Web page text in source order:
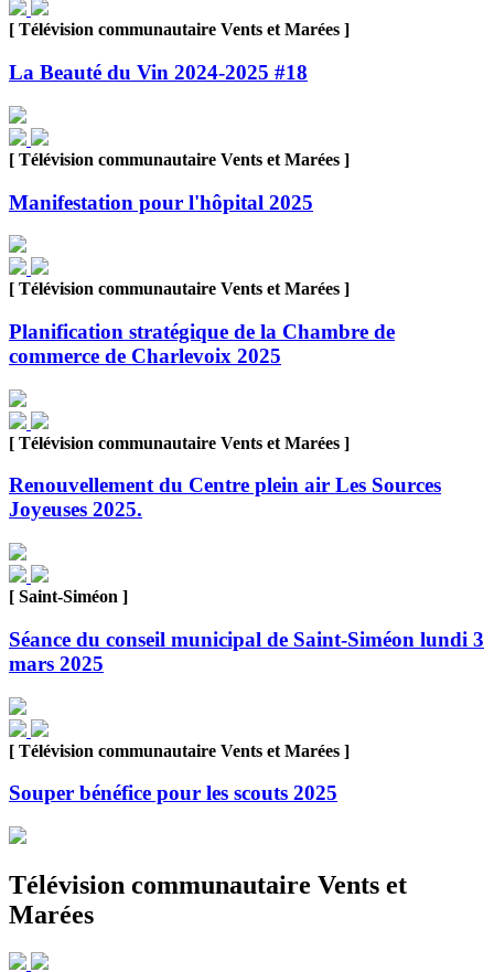
[ Télévision communautaire Vents et Marées ]
La Beauté du Vin 2024-2025 #18
[ Télévision communautaire Vents et Marées ]
Manifestation pour l'hôpital 2025
[ Télévision communautaire Vents et Marées ]
Planification stratégique de la Chambre de
commerce de Charlevoix 2025
[ Télévision communautaire Vents et Marées ]
Renouvellement du Centre plein air Les Sources
Joyeuses 2025.
[ Saint-Siméon ]
Séance du conseil municipal de Saint-Siméon lundi 3
mars 2025
[ Télévision communautaire Vents et Marées ]
Souper bénéfice pour les scouts 2025
Télévision communautaire Vents et
Marées